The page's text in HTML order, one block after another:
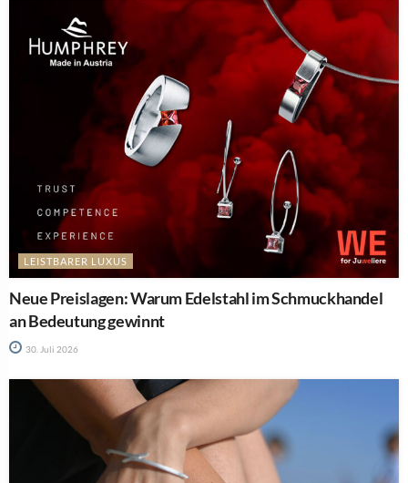
LEISTBARER LUXUS
Neue Preislagen: Warum Edelstahl im Schmuckhandel
an Bedeutung gewinnt
30. Juli 2026